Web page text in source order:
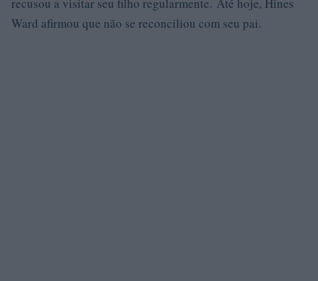
Ward afirmou que não se reconciliou com seu pai.